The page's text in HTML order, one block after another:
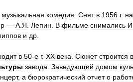
музыкальная комедия Cнят в 1956 г. на
— А Я Лепин В фильме снимались
и др
в 50-е г. XX века Сюжет строится
завода Заведующий домом
, а бюрократический отчет о